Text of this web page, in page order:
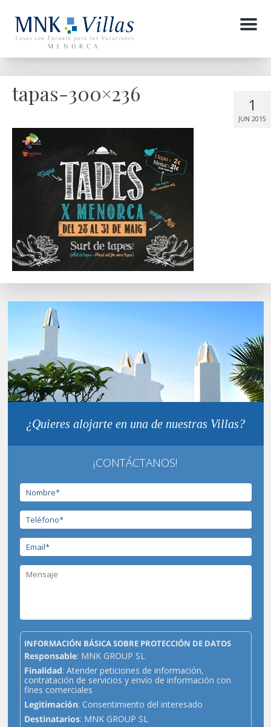
Menu
1
JUN 2015
tapas-300×236
¿Quieres alojarte en una de nuestras Villas?
¡CONTÁCTANOS!
INFORMACIÓN BÁSICA SOBRE PROTECCIÓN DE DATOS
Responsable: MNK GROUP SL
Finalidad: Atender peticiones de información,
contratación de servicios y envío de información con
fines comerciales
Legitimación: Consentimiento del interesado
Destinatarios: MNK GROUP SL